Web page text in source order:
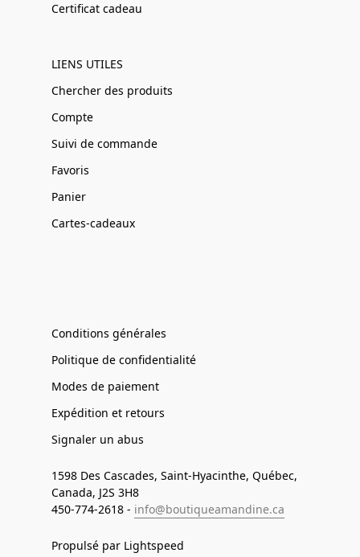
Certificat cadeau
LIENS UTILES
Chercher des produits
Compte
Suivi de commande
Favoris
Panier
Cartes-cadeaux
Conditions générales
Politique de confidentialité
Modes de paiement
Expédition et retours
Signaler un abus
1598 Des Cascades, Saint-Hyacinthe, Québec,
Canada, J2S 3H8
450-774-2618 - info@boutiqueamandine.ca
Propulsé par Lightspeed